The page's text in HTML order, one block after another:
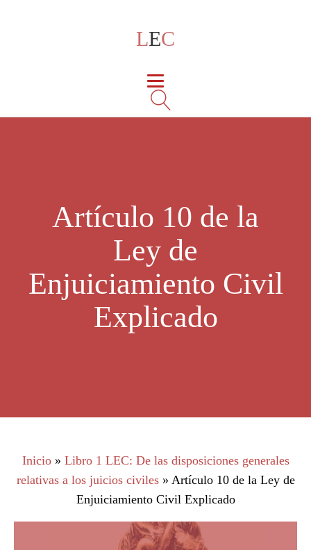
LEC
Artículo 10 de la
Ley de
Enjuiciamiento Civil
Explicado
Inicio» Libro 1 LEC: De las disposiciones generales
relativas a los juicios civiles» Artículo 10 de la Ley de
Enjuiciamiento Civil Explicado